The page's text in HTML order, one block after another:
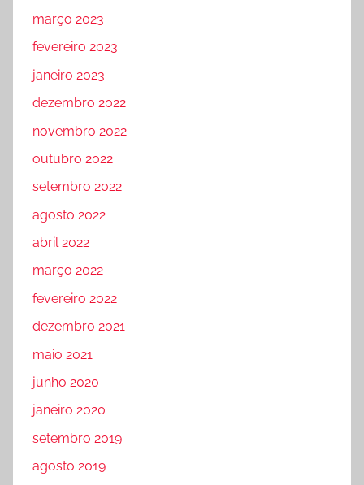
março 2023
fevereiro 2023
janeiro 2023
dezembro 2022
novembro 2022
outubro 2022
setembro 2022
agosto 2022
abril 2022
março 2022
fevereiro 2022
dezembro 2021
maio 2021
junho 2020
janeiro 2020
setembro 2019
agosto 2019